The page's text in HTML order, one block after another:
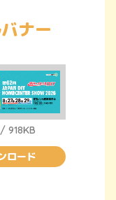
ナー
918KB
ロード